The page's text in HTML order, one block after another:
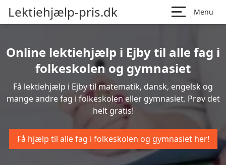
Lektiehjælp-pris.dk Menu
Online lektiehjælp i Ejby til alle fag i
folkeskolen og gymnasiet
Få lektiehjælp i Ejby til matematik, dansk, engelsk og
mange andre fag i folkeskolen eller gymnasiet. Prøv det
helt gratis!
Få hjælp til alle fag i folkeskolen og gymnasiet her!